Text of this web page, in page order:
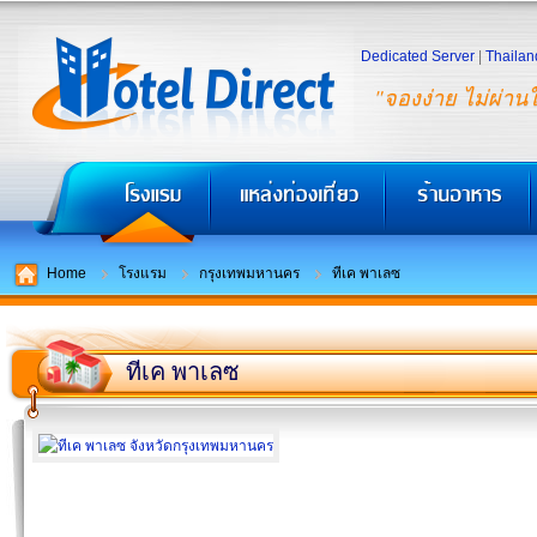
"จองง่าย ไม่ผ่าน
Dedicated Server
Home โรงแรม กรุงเทพมหานคร ทีเค พาเลซ
ทีเค พาเลซ